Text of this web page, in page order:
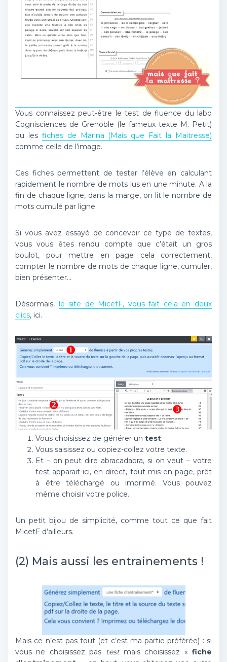
Vous connaissez peut-être le test de fluence du labo
Cognisciences de Grenoble (le fameux texte M. Petit)
ou les fiches de Marina (Mais que Fait la Maitresse)
comme celle de l’image.
Ces fiches permettent de tester l’élève en calculant
rapidement le nombre de mots lus en une minute. A la
fin de chaque ligne, dans la marge, on lit le nombre de
mots cumulé par ligne.
Si vous avez essayé de concevoir ce type de textes,
vous vous êtes rendu compte que c’était un gros
boulot, pour mettre en page cela correctement,
compter le nombre de mots de chaque ligne, cumuler,
bien présenter…
Désormais, le site de MicetF, vous fait cela en deux
clics, ici.
Vous choisissez de générer un test.
Vous saisissez ou copiez-collez votre texte.
Et – on peut dire abracadabra, si on veut – votre
test apparait ici, en direct, tout mis en page, prêt
à être téléchargé ou imprimé. Vous pouvez
même choisir votre police.
Un petit bijou de simplicité, comme tout ce que fait
MicetF d’ailleurs.
(2) Mais aussi les entrainements !
Mais ce n’est pas tout (et c’est ma partie préférée) : si
vous ne choisissez pas
test mais choisissez « fiche